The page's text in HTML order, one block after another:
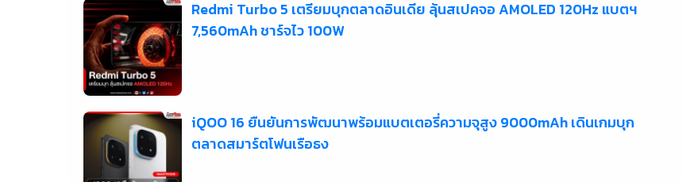
Redmi Turbo 5 เตรียมบุกตลาดอินเดีย ลุ้นสเปคจอ AMOLED 120Hz แบตฯ
7,560mAh ชาร์จไว 100W
iQOO 16 ยืนยันการพัฒนาพร้อมแบตเตอรี่ความจุสูง 9000mAh เดินเกมบุก
ตลาดสมาร์ตโฟนเรือธง